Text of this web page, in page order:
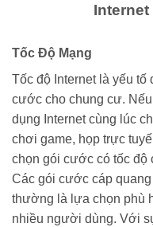
Tốc Độ Mạng
Tốc độ Internet là yếu tố
cước cho chung cư.
dụng Internet cùng lúc
chơi game, họp trực
chọn gói cước có tốc độ
Các gói cước cáp
thường là lựa chọn phù
nhiều người dùng. Với